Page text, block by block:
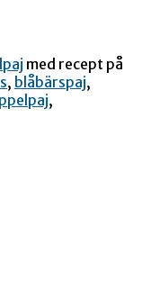
med recept på
, blåbärspaj,
,